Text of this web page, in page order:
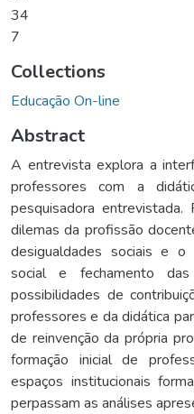
34
7
Collections
Educação On-line
Abstract
A entrevista explora a
professores com a
pesquisadora
dilemas da profissão
desigualdades sociais e
social e fechamento
possibilidades de
professores e da didática
de reinvenção da própria
formação inicial de
espaços institucionais
perpassam as análises